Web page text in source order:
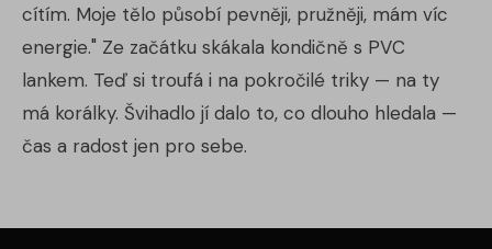
cítím. Moje tělo působí pevněji, pružněji, mám víc
energie." Ze začátku skákala kondičně s PVC
lankem. Teď si troufá i na pokročilé triky — na ty
má korálky. Švihadlo jí dalo to, co dlouho hledala —
čas a radost jen pro sebe.